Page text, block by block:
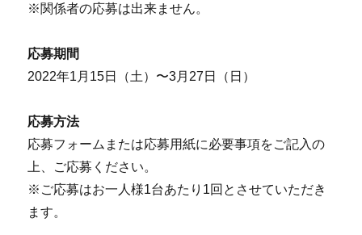
※関係者の応募は出来ません。
応募期間
2022年1月15日（土）〜3月27日（日）
応募方法
応募フォームまたは応募用紙に必要事項をご記入の
上、ご応募ください。
※ご応募はお一人様1台あたり1回とさせていただき
ます。